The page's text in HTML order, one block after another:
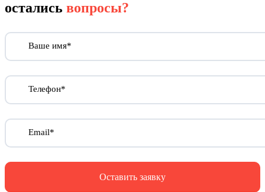
остались вопросы?
Ваше имя*
Телефон*
Email*
Оставить заявку